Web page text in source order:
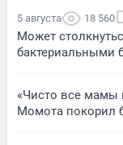
5 августа 18 560
Может
бактериальными
«Чисто все мамы
Момота покорил